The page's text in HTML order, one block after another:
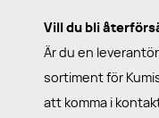
Vill du bli
Är du en
sortiment för
att komma i